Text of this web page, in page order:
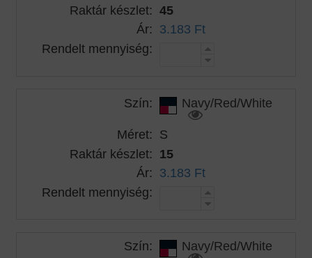
Raktár készlet: 45
Ár: 3.183 Ft
Rendelt mennyiség:
Szín:
Navy/Red/White
Méret: S
Raktár készlet: 15
Ár: 3.183 Ft
Rendelt mennyiség:
Szín:
Navy/Red/White